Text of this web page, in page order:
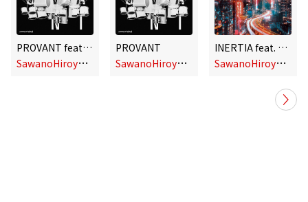
PROVANT feat. Jean-Ken Johnny,TAKUMA
S
awanoHiroyuki[nZk]
PROVANT
S
awanoHiroyuki[nZk]
INERTIA feat. Rei
S
awanoHiroyuki[nZk]